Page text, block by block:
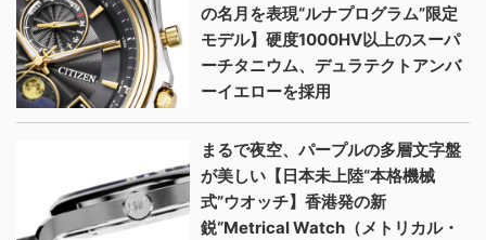
の名月を表現“ルナプログラム”限定
モデル】硬度1000HV以上のスーパ
ーチタニウム、デュラテクトアンバ
ーイエローを採用
まるで夜空、パープルの多層文字盤
が美しい【日本未上陸“本格機械
式”ウオッチ】香港発の新
鋭“Metrical Watch（メトリカル・